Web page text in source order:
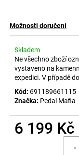
Možnosti doručení
Skladem
Ne všechno zboží
vystaveno na
expedici. V případě
Kód: 691189661115
Značka: Pedal Mafia
6 199 Kč
e
m